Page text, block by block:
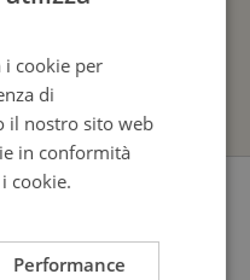
ITALIAN
i cookie per
di
il nostro sito web
in conformità
cookie.
Performance